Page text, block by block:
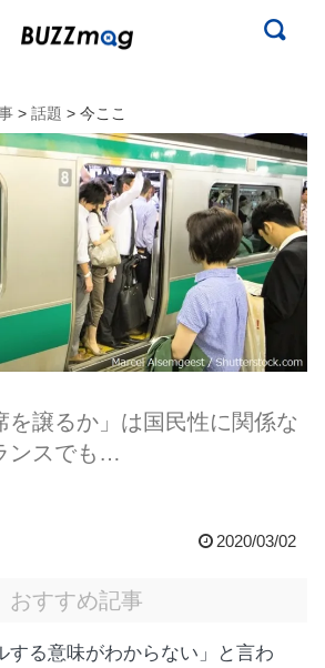
> 話題 > 今ここ
を譲るか」は国民性に関係な
ンスでも…
2020/03/02
おすすめ記事
する意味がわからない」と言わ